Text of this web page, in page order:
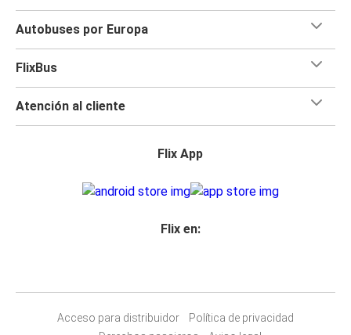
Autobuses por Europa
FlixBus
Atención al cliente
Flix App
Flix en:
Acceso para distribuidor
Política de privacidad